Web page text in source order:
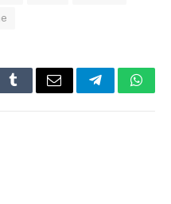
TumblrEmail Telegram